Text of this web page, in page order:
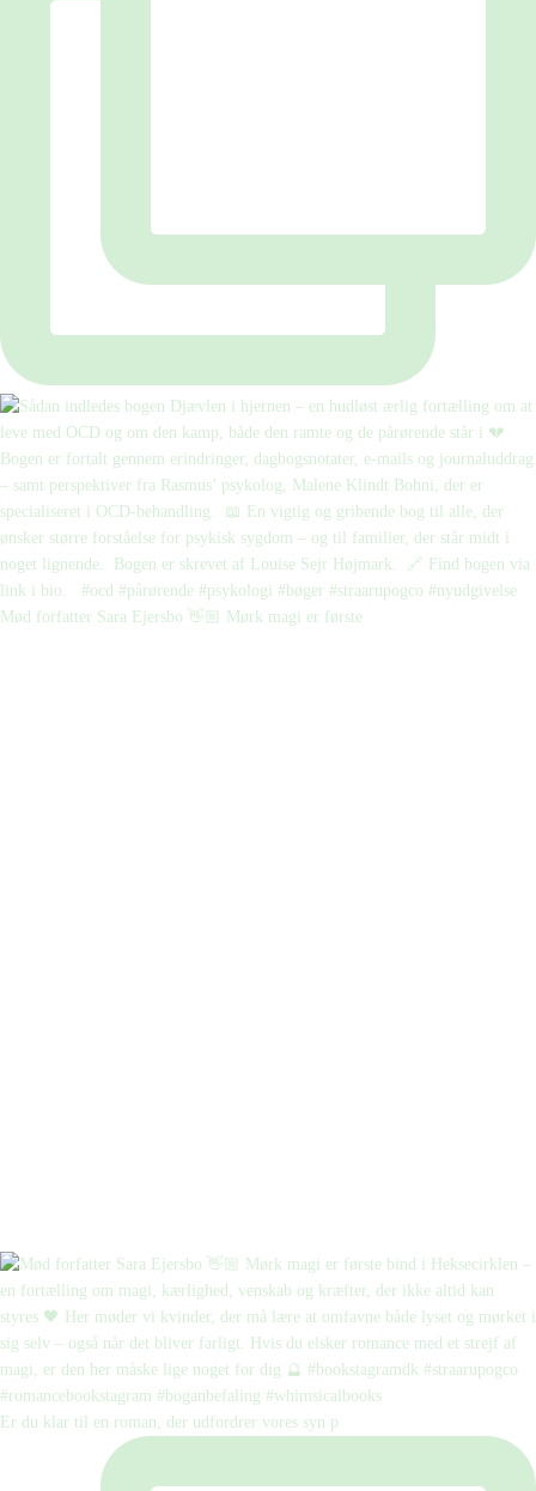
Mød forfatter Sara Ejersbo 👋🏼 Mørk magi er første
Er du klar til en roman, der udfordrer vores syn p